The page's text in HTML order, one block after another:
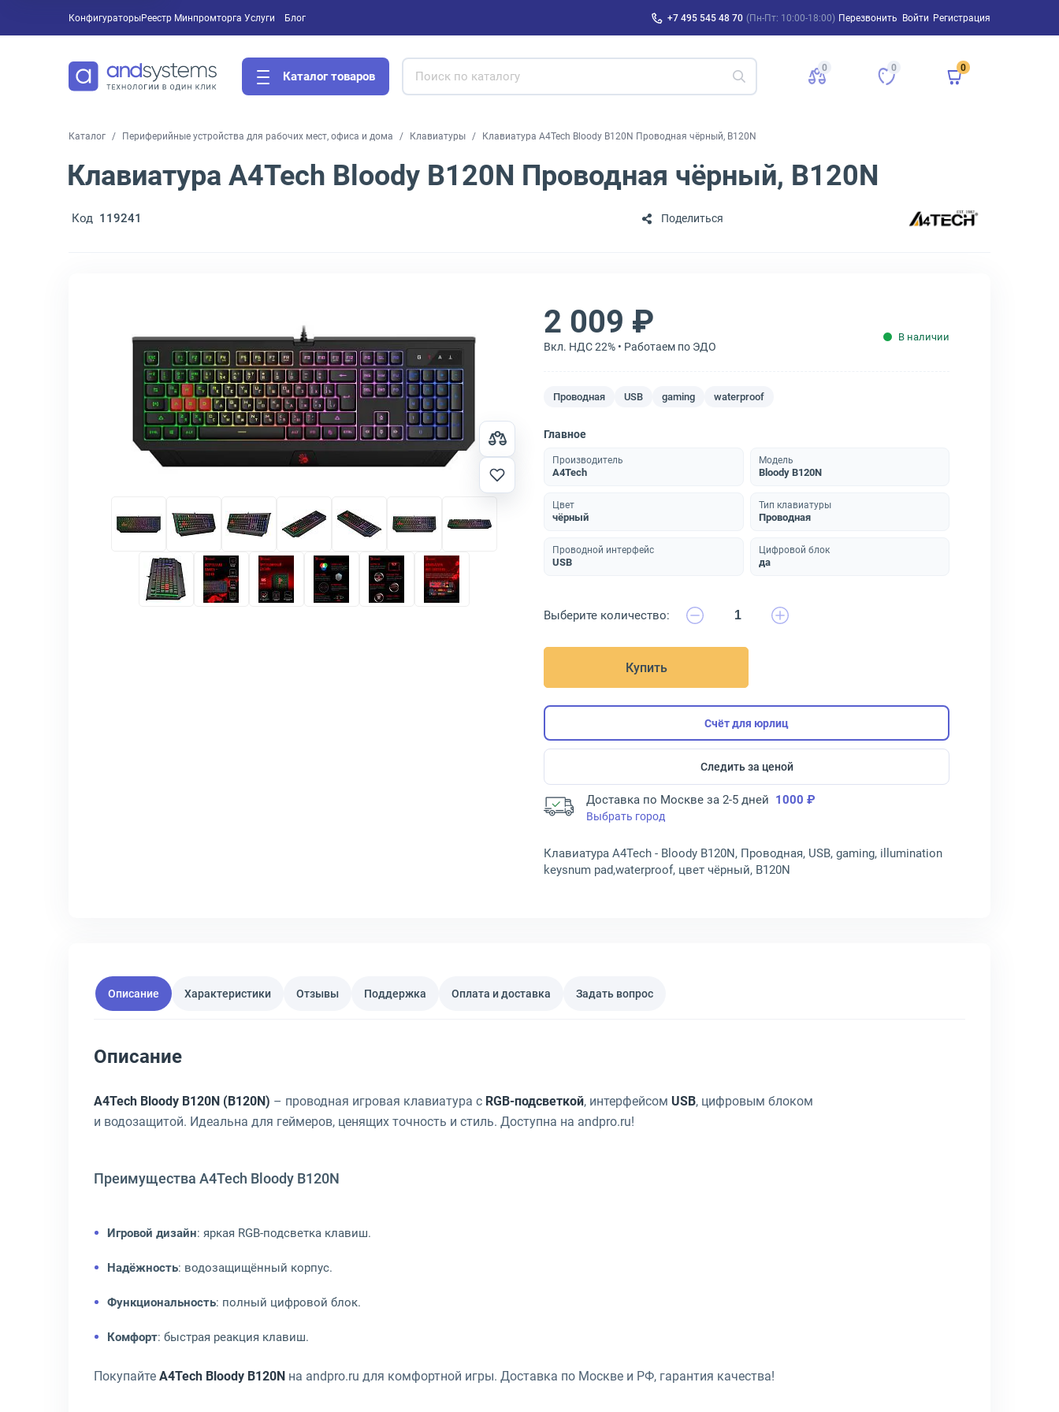
Конфигураторы Услуги
Реестр Минпромторга Блог +7 495 545 48 70 (Пн-Пт: 10:00-18:00) Перезвонить Войти Регистрация
Каталог товаров
0 0 0
Каталог Периферийные устройства для рабочих мест, офиса и дома Клавиатуры Клавиатура A4Tech Bloody B120N Проводная чёрный, B120N
Клавиатура A4Tech Bloody B120N Проводная чёрный, B120N
Код 119241 Поделиться
2 009 ₽
Вкл. НДС 22% • Работаем по ЭДО
В наличии
Проводная USB gaming waterproof
Главное
Производитель
A4Tech
Модель
Bloody B120N
Цвет
чёрный
Тип клавиатуры
Проводная
Проводной интерфейс
USB
Цифровой блок
да
Выберите количество:
Купить
Счёт для юрлиц
Следить за ценой
Доставка по Москве за 2-5 дней 1000 ₽
Выбрать город
Клавиатура A4Tech - Bloody B120N, Проводная, USB, gaming, illumination
keysnum pad,waterproof, цвет чёрный, B120N
Описание Характеристики Отзывы Поддержка Оплата и доставка Задать вопрос
Описание
A4Tech Bloody B120N (B120N) – проводная игровая клавиатура с RGB-подсветкой, интерфейсом USB, цифровым блоком
и водозащитой. Идеальна для геймеров, ценящих точность и стиль. Доступна на andpro.ru!
Преимущества A4Tech Bloody B120N
Игровой дизайн: яркая RGB-подсветка клавиш.
Надёжность: водозащищённый корпус.
Функциональность: полный цифровой блок.
Комфорт: быстрая реакция клавиш.
Покупайте A4Tech Bloody B120N на andpro.ru для комфортной игры. Доставка по Москве и РФ, гарантия качества!